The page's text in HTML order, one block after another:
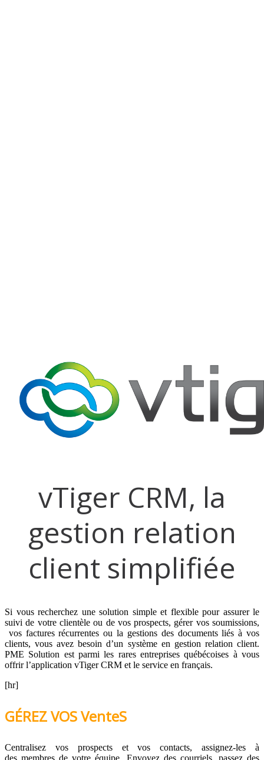
vTiger CRM, la
gestion relation
client simplifiée
Si vous recherchez une solution simple et flexible pour assurer le
suivi de votre clientèle ou de vos prospects, gérer vos soumissions,
vos factures récurrentes ou la gestions des documents liés à vos
clients, vous avez besoin d’un système en gestion relation client.
PME Solution est parmi les rares entreprises québécoises à vous
offrir l’application vTiger CRM et le service en français.
[hr]
GÉREZ VOS VenteS
Centralisez vos prospects et vos contacts, assignez-les à
des membres de votre équipe. Envoyez des courriels, passez des